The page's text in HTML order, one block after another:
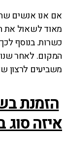
אם אנו אנשים
מאוד לשאול את
כשרות. בנוסף
המקום. לאחר
משביעים לרצון
הזמנת
איזה